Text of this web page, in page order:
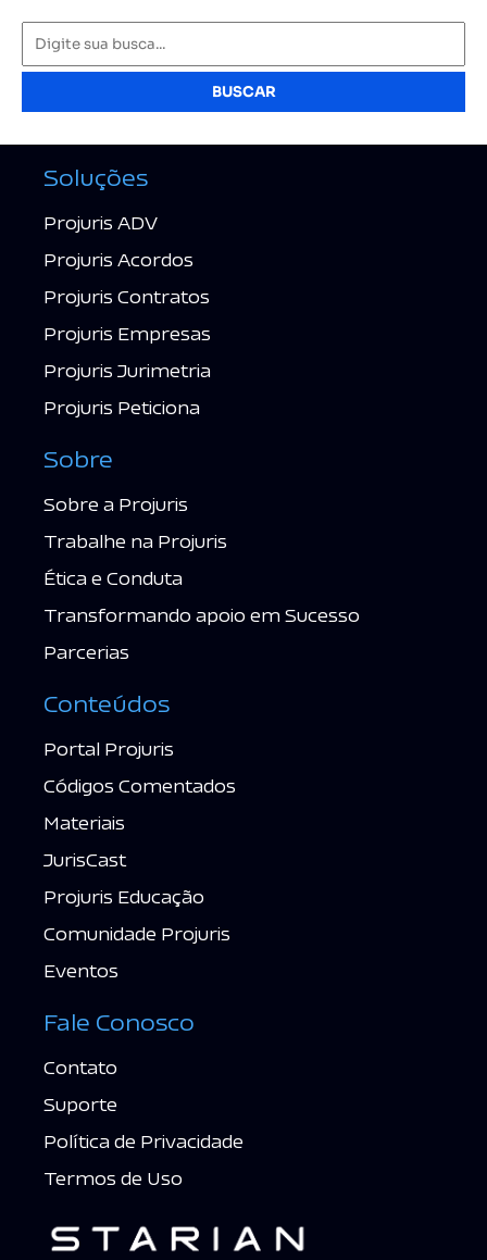
BUSCAR
Soluções
Projuris ADV
Projuris Acordos
Projuris Contratos
Projuris Empresas
Projuris Jurimetria
Projuris Peticiona
Sobre
Sobre a Projuris
Trabalhe na Projuris
Ética e Conduta
Transformando apoio em Sucesso
Parcerias
Conteúdos
Portal Projuris
Códigos Comentados
Materiais
JurisCast
Projuris Educação
Comunidade Projuris
Eventos
Fale Conosco
Contato
Suporte
Política de Privacidade
Termos de Uso